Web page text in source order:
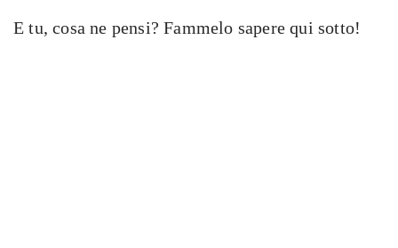
E tu, cosa ne pensi? Fammelo sapere qui sotto!